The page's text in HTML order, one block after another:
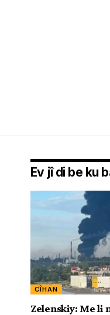
Ev jî di be ku
CÎHAN
Zelenskiy: Me li